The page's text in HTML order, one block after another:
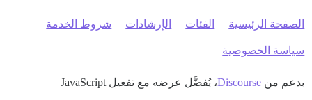
الصفحة الرئيسية الفئات الإرشادات شروط الخدمة
سياسة الخصوصية
بدعم من Discourse، يُفضَّل عرضه مع تفعيل JavaScript